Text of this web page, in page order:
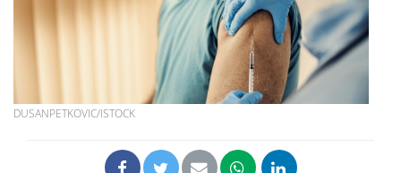
DUSANPETKOVIC/ISTOCK